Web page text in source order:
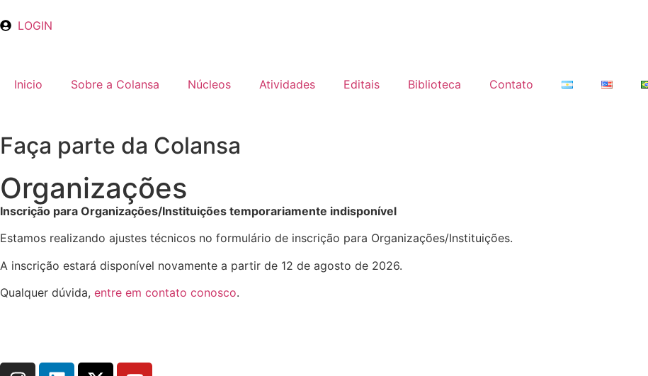
LOGIN
Inicio Sobre a Colansa Núcleos Atividades Editais Biblioteca Contato
Faça parte da Colansa
Organizações
Inscrição para Organizações/Instituições temporariamente indisponível
Estamos realizando ajustes técnicos no formulário de inscrição para Organizações/Instituições.
A inscrição estará disponível novamente a partir de 12 de agosto de 2026.
Qualquer dúvida, entre em contato conosco.